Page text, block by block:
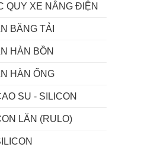
QUY XE NÂNG ĐIỆN
BĂNG TẢI
HÀN BỒN
HÀN ỐNG
SU - SILICON
LĂN (RULO)